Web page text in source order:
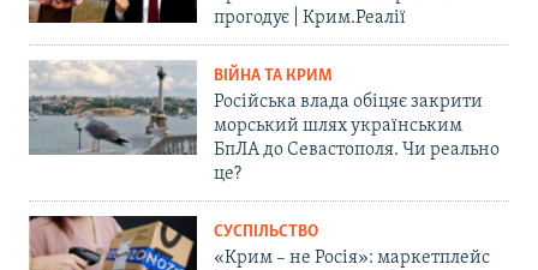
прогодує | Крим.Реалії
ВІЙНА ТА КРИМ
Російська влада обіцяє закрити
морський шлях українським
БпЛА до Севастополя. Чи реально
це?
СУСПІЛЬСТВО
«Крим – не Росія»: маркетплейс